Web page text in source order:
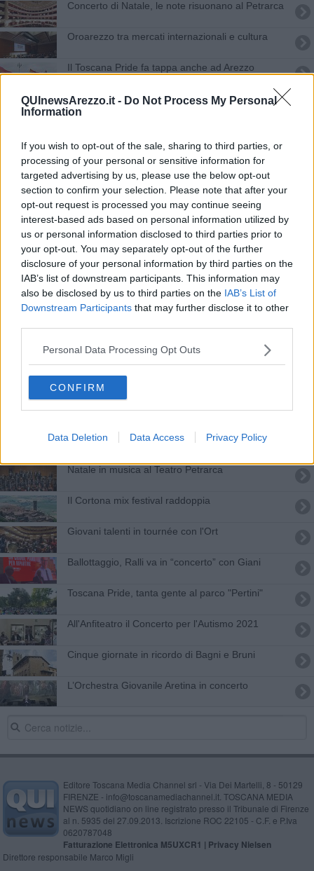
QUInewsArezzo.it - Do Not Process My Personal
Information
If you wish to opt-out of the sale, sharing to third parties, or
processing of your personal or sensitive information for
targeted advertising by us, please use the below opt-out
section to confirm your selection. Please note that after your
opt-out request is processed you may continue seeing
interest-based ads based on personal information utilized by
us or personal information disclosed to third parties prior to
your opt-out. You may separately opt-out of the further
disclosure of your personal information by third parties on the
IAB’s list of downstream participants. This information may
also be disclosed by us to third parties on the IAB’s List of
Downstream Participants that may further disclose it to other
Personal Data Processing Opt Outs
CONFIRM
Data Deletion Data Access Privacy Policy
Concerto di Natale, le note risuonano al Petrarca
Oroarezzo tra mercati internazionali e cultura
Il Toscana Pride fa tappa anche ad Arezzo
Simone Cristicchi canta per la pace ad Arezzo
decollo
Le stanze dell’opera: masterclass sold out
Oro: Arezzo si conferma primo nell'export
Brunori Sas aprirà al Festival delle Musiche
Fisarmonica e piano per omaggiare Piazzolla
La musica corale torna protagonista ad Arezzo
Fondazione Bruschi, attività didattiche on line
Assegnati i contributi per le attività giovanili
Un Natale in musica al Teatro Petrarca
Cultura e sport, bandi in arrivo per 23 milioni di
​Natale in musica al Teatro Petrarca
Il Cortona mix festival raddoppia
Giovani talenti in tournée con l'Ort
​Ballottaggio, Ralli va in “concerto” con Giani
Toscana Pride, tanta gente al parco "Pertini"
All'Anfiteatro il Concerto per l'Autismo 2021
Cinque giornate in ricordo di Bagni e Bruni
L’Orchestra Giovanile Aretina in concerto
Editore Toscana Media Channel srl - Via Dei Martelli, 8 - 50129
FIRENZE - info@toscanamediachannel.it. TOSCANA MEDIA
NEWS quotidiano on line registrato presso il Tribunale di Firenze
al n. 5935 del 27.09.2013. Iscrizione ROC 22105 - C.F. e P.Iva
0620787048
Fatturazione Elettronica M5UXCR1 | Privacy Nielsen
Direttore responsabile Marco Migli